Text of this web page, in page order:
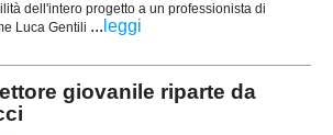
dell'intero progetto a un professionista di
Luca Gentili ... leggi
giovanile riparte da